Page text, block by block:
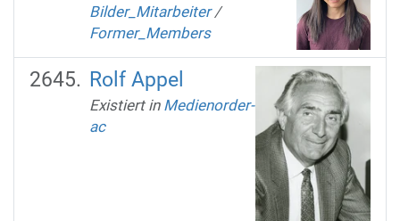
Bilder_Mitarbeiter /
Former_Members
Rolf Appel
Existiert in Medienorder-
ac